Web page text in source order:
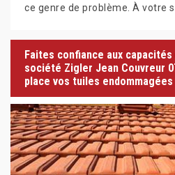
ce genre de problème. À votre
Faites confiance aux
société Zigler Jean Couvreur
place vos tuiles endommagées